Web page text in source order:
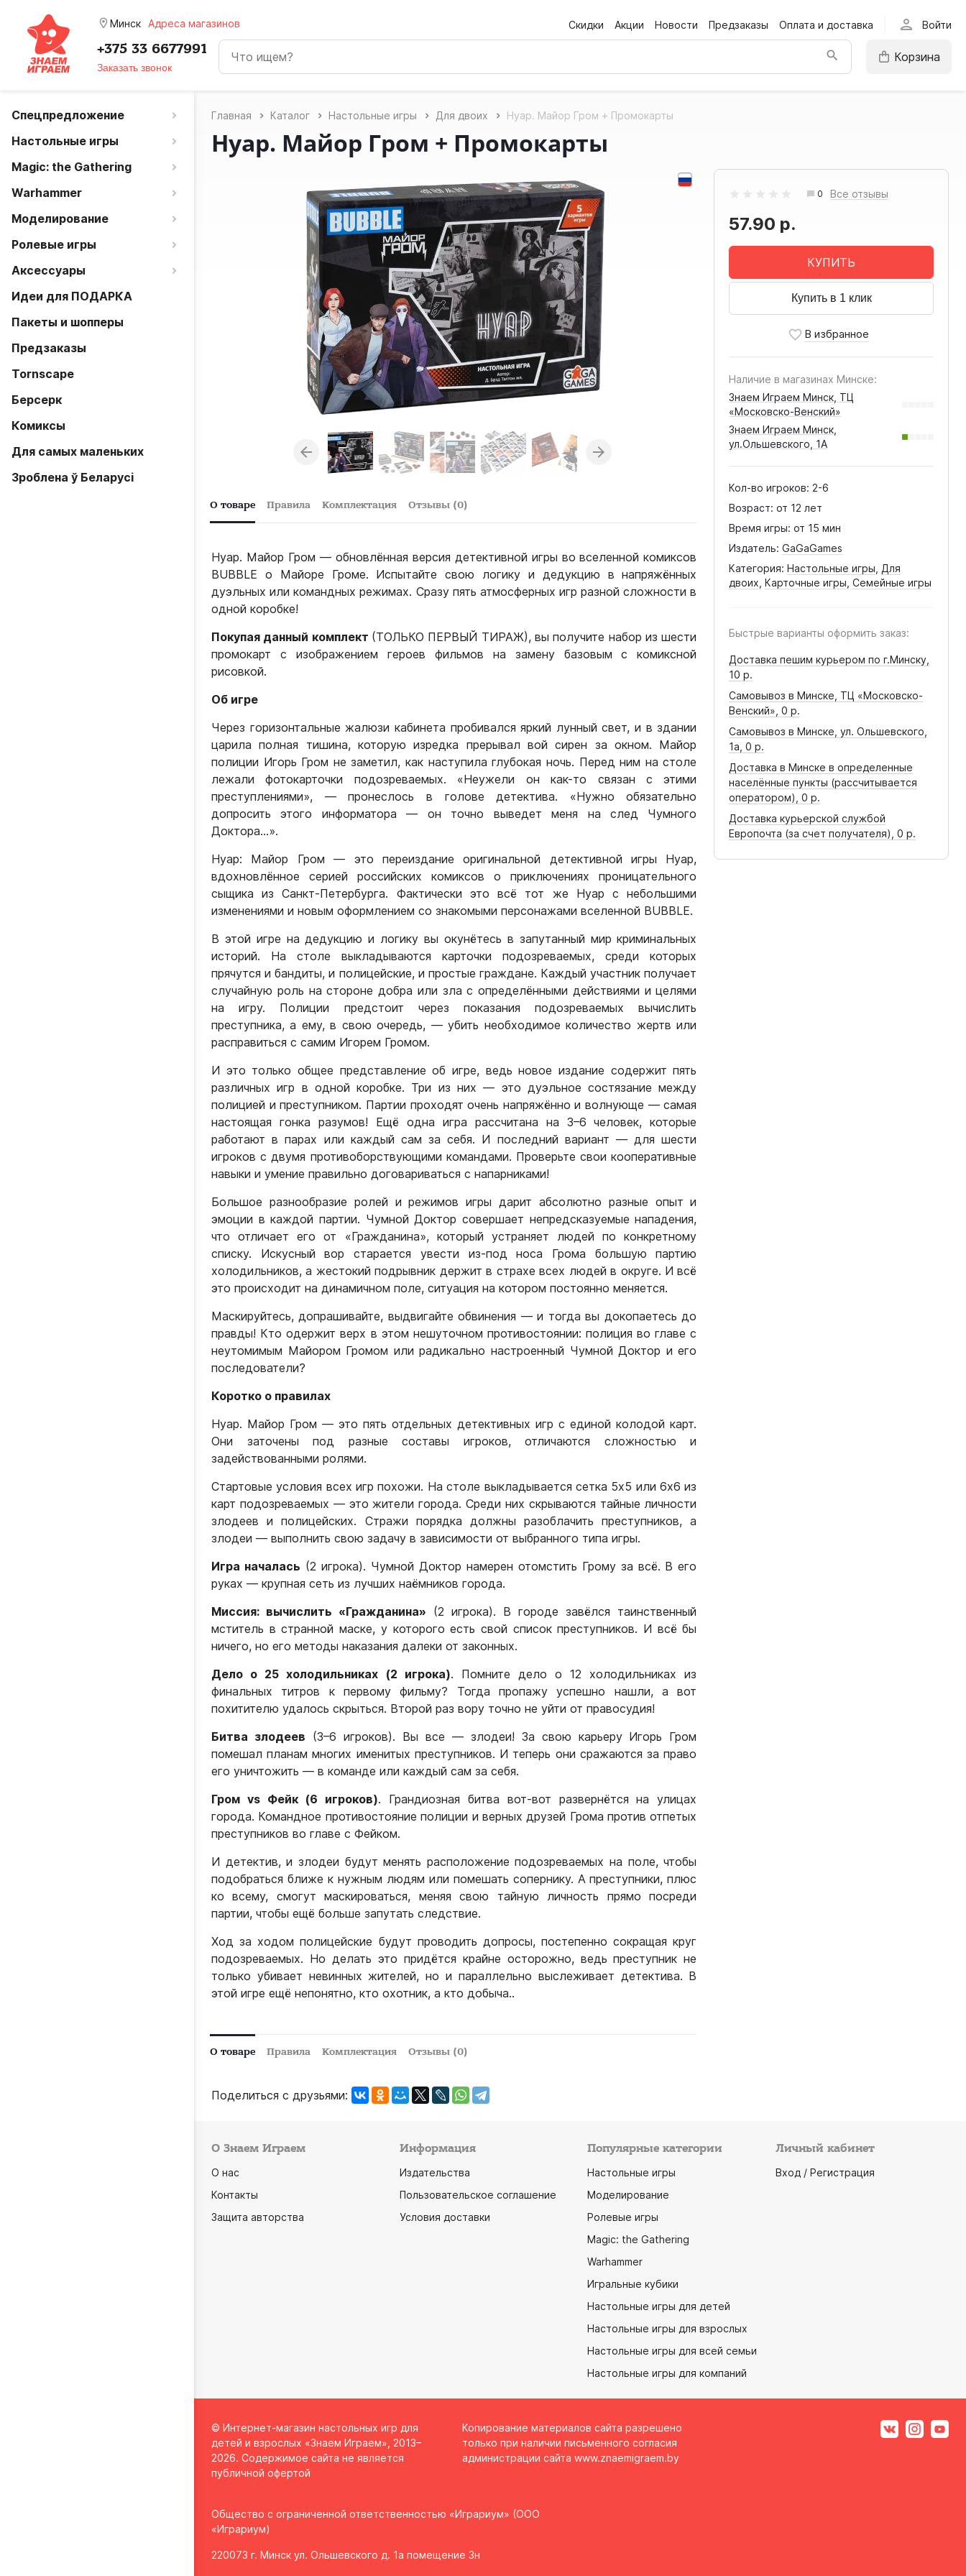
room Минск Адреса магазинов Скидки Акции Новости Предзаказы Оплата и доставка person Войти
+375 33 6677991
Заказать звонок
Корзина
Спецпредложение
Настольные игры
Magic: the Gathering
Warhammer
Моделирование
Ролевые игры
Аксессуары
Идеи для ПОДАРКА
Пакеты и шопперы
Предзаказы
Tornscape
Берсерк
Комиксы
Для самых маленьких
Зроблена ў Беларусi
Главная Каталог Настольные игры Для двоих Нуар. Майор Гром + Промокарты
Нуар. Майор Гром + Промокарты
0 Все отзывы
57.90 р.
КУПИТЬ
Купить в 1 клик
Наличие в магазинах Минске:
Знаем Играем Минск, ТЦ
«Московско-Венский»
Знаем Играем Минск,
ул.Ольшевского, 1А
Кол-во игроков: 2-6
Возраст: от 12 лет
Время игры: от 15 мин
Издатель: GaGaGames
Категория: Настольные игры Для
двоих ,Карточные игры ,Семейные игры
Быстрые варианты оформить заказ:
Доставка пешим курьером по г.Минску,
10 р.
Самовывоз в Минске, ТЦ «Московско-
Венский», 0 р.
Самовывоз в Минске, ул. Ольшевского,
1а, 0 р.
Доставка в Минске в определенные
населённые пункты (рассчитывается
оператором),
0 р.
Доставка курьерской службой
Европочта (за счет получателя),
0 р.
О товаре Правила Комплектация Отзывы (0)
Нуар. Майор Гром — обновлённая версия детективной игры во вселенной комиксов
BUBBLE о Майоре Громе. Испытайте свою логику и дедукцию в напряжённых
дуэльных или командных режимах. Сразу пять атмосферных игр разной сложности в
одной коробке!
Покупая данный комплект (ТОЛЬКО ПЕРВЫЙ ТИРАЖ), вы получите набор из шести
промокарт с изображением героев фильмов на замену базовым с комиксной
рисовкой.
Об игре
Через горизонтальные жалюзи кабинета пробивался яркий лунный свет, и в здании
царила полная тишина, которую изредка прерывал вой сирен за окном. Майор
полиции Игорь Гром не заметил, как наступила глубокая ночь. Перед ним на столе
лежали фотокарточки подозреваемых. «Неужели он как-то связан с этими
преступлениями», — пронеслось в голове детектива. «Нужно обязательно
допросить этого информатора — он точно выведет меня на след Чумного
Доктора...».
Нуар: Майор Гром — это переиздание оригинальной детективной игры Нуар,
вдохновлённое серией российских комиксов о приключениях проницательного
сыщика из Санкт-Петербурга. Фактически это всё тот же Нуар с небольшими
изменениями и новым оформлением со знакомыми персонажами вселенной BUBBLE.
В этой игре на дедукцию и логику вы окунётесь в запутанный мир криминальных
историй. На столе выкладываются карточки подозреваемых, среди которых
прячутся и бандиты, и полицейские, и простые граждане. Каждый участник получает
случайную роль на стороне добра или зла с определёнными действиями и целями
на игру. Полиции предстоит через показания подозреваемых вычислить
преступника, а ему, в свою очередь, — убить необходимое количество жертв или
расправиться с самим Игорем Громом.
И это только общее представление об игре, ведь новое издание содержит пять
различных игр в одной коробке. Три из них — это дуэльное состязание между
полицией и преступником. Партии проходят очень напряжённо и волнующе — самая
настоящая гонка разумов! Ещё одна игра рассчитана на 3–6 человек, которые
работают в парах или каждый сам за себя. И последний вариант — для шести
игроков с двумя противоборствующими командами. Проверьте свои кооперативные
навыки и умение правильно договариваться с напарниками!
Большое разнообразие ролей и режимов игры дарит абсолютно разные опыт и
эмоции в каждой партии. Чумной Доктор совершает непредсказуемые нападения,
что отличает его от «Гражданина», который устраняет людей по конкретному
списку. Искусный вор старается увести из-под носа Грома большую партию
холодильников, а жестокий подрывник держит в страхе всех людей в округе. И всё
это происходит на динамичном поле, ситуация на котором постоянно меняется.
Маскируйтесь, допрашивайте, выдвигайте обвинения — и тогда вы докопаетесь до
правды! Кто одержит верх в этом нешуточном противостоянии: полиция во главе с
неутомимым Майором Громом или радикально настроенный Чумной Доктор и его
последователи?
Коротко о правилах
Нуар. Майор Гром — это пять отдельных детективных игр с единой колодой карт.
Они заточены под разные составы игроков, отличаются сложностью и
задействованными ролями.
Стартовые условия всех игр похожи. На столе выкладывается сетка 5х5 или 6х6 из
карт подозреваемых — это жители города. Среди них скрываются тайные личности
злодеев и полицейских. Стражи порядка должны разоблачить преступников, а
злодеи — выполнить свою задачу в зависимости от выбранного типа игры.
Игра началась (2 игрока). Чумной Доктор намерен отомстить Грому за всё. В его
руках — крупная сеть из лучших наёмников города.
Миссия: вычислить «Гражданина» (2 игрока). В городе завёлся таинственный
мститель в странной маске, у которого есть свой список преступников. И всё бы
ничего, но его методы наказания далеки от законных.
Дело о 25 холодильниках (2 игрока). Помните дело о 12 холодильниках из
финальных титров к первому фильму? Тогда пропажу успешно нашли, а вот
похитителю удалось скрыться. Второй раз вору точно не уйти от правосудия!
Битва злодеев (3–6 игроков). Вы все — злодеи! За свою карьеру Игорь Гром
помешал планам многих именитых преступников. И теперь они сражаются за право
его уничтожить — в команде или каждый сам за себя.
Гром vs Фейк (6 игроков). Грандиозная битва вот-вот развернётся на улицах
города. Командное противостояние полиции и верных друзей Грома против отпетых
преступников во главе с Фейком.
И детектив, и злодеи будут менять расположение подозреваемых на поле, чтобы
подобраться ближе к нужным людям или помешать сопернику. А преступники, плюс
ко всему, смогут маскироваться, меняя свою тайную личность прямо посреди
партии, чтобы ещё больше запутать следствие.
Ход за ходом полицейские будут проводить допросы, постепенно сокращая круг
подозреваемых. Но делать это придётся крайне осторожно, ведь преступник не
только убивает невинных жителей, но и параллельно выслеживает детектива. В
этой игре ещё непонятно, кто охотник, а кто добыча..
О товаре Правила Комплектация Отзывы (0)
Поделиться с друзьями:
О Знаем Играем
О нас
Контакты
Защита авторства
Информация
Издательства
Пользовательское соглашение
Условия доставки
Популярные категории
Настольные игры
Моделирование
Ролевые игры
Magic: the Gathering
Warhammer
Игральные кубики
Настольные игры для детей
Настольные игры для взрослых
Настольные игры для всей семьи
Настольные игры для компаний
Личный кабинет
Вход / Регистрация
© Интернет-магазин настольных игр для
детей и взрослых «Знаем Играем», 2013–
2026. Содержимое сайта не является
публичной офертой
Копирование материалов сайта разрешено
только при наличии письменного согласия
администрации сайта www.znaemigraem.by
Общество с ограниченной ответственностью «Играриум» (ООО
«Играриум)
220073 г. Минск ул. Ольшевского д. 1а помещение 3н